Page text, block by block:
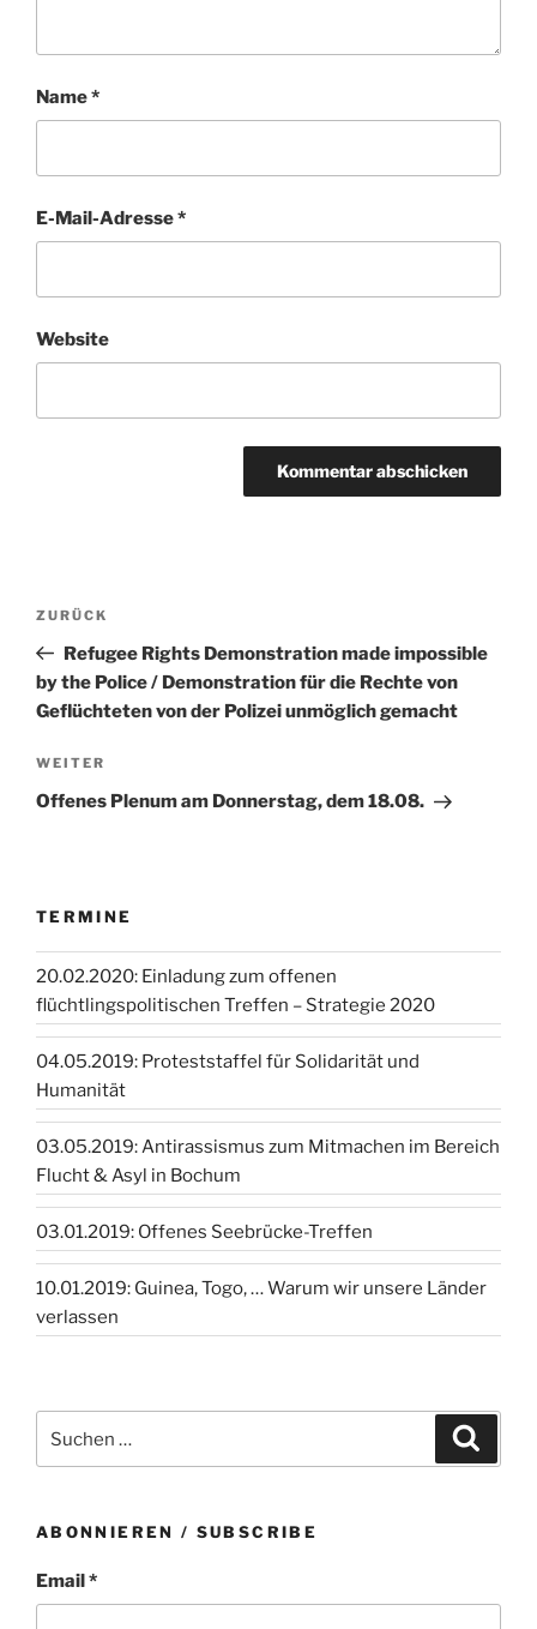
Name*
E-Mail-Adresse*
Website
Beitragsnavigation
Vorheriger
Beitrag
ZURÜCK
Refugee Rights Demonstration made impossible
by the Police / Demonstration für die Rechte von
Geflüchteten von der Polizei unmöglich gemacht
Nächster
Beitrag
WEITER
Offenes Plenum am Donnerstag, dem 18.08.
TERMINE
20.02.2020: Einladung zum offenen
flüchtlingspolitischen Treffen – Strategie 2020
04.05.2019: Proteststaffel für Solidarität und
Humanität
03.05.2019: Antirassismus zum Mitmachen im Bereich
Flucht & Asyl in Bochum
03.01.2019: Offenes Seebrücke-Treffen
10.01.2019: Guinea, Togo, … Warum wir unsere Länder
verlassen
nach:
ABONNIEREN / SUBSCRIBE
Email *